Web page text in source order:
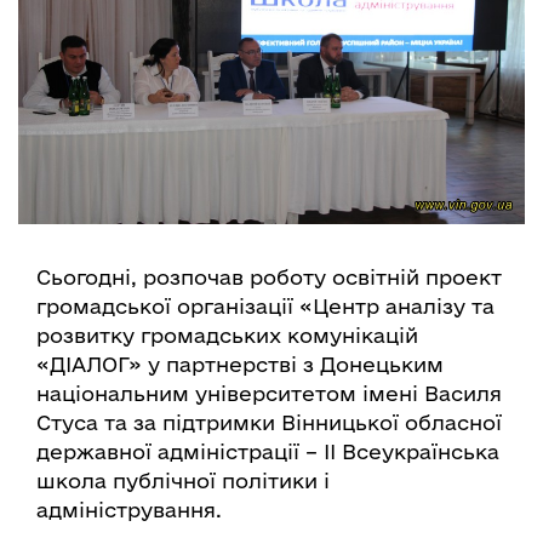
Сьогодні, розпочав роботу освітній проект
громадської організації «Центр аналізу та
розвитку громадських комунікацій
«ДІАЛОГ» у партнерстві з Донецьким
національним університетом імені Василя
Стуса та за підтримки Вінницької обласної
державної адміністрації – ІІ Всеукраїнська
школа публічної політики і
адміністрування.